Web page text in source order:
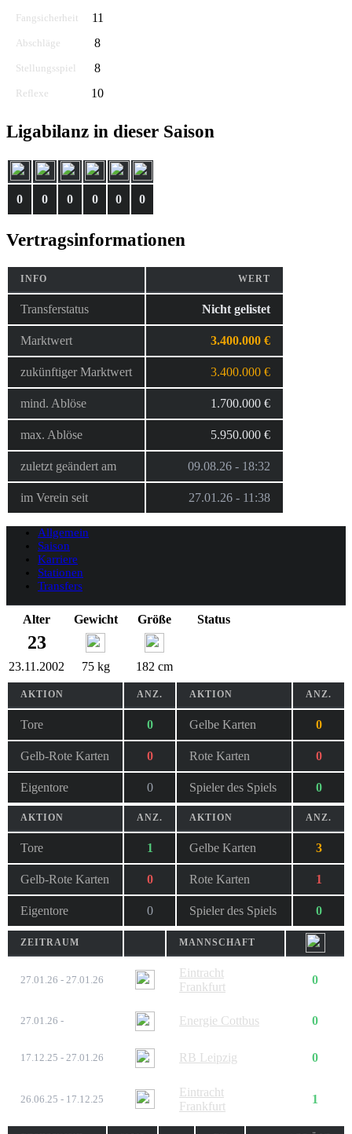
Fangsicherheit 11
Abschläge 8
Stellungsspiel 8
Reflexe 10
Ligabilanz in dieser Saison
0 0 0 0 0 0
Vertragsinformationen
INFO WERT
Transferstatus Nicht gelistet
Marktwert 3.400.000 €
zukünftiger Marktwert 3.400.000 €
mind. Ablöse 1.700.000 €
max. Ablöse 5.950.000 €
zuletzt geändert am 09.08.26 - 18:32
im Verein seit 27.01.26 - 11:38
Allgemein
Saison
Karriere
Stationen
Transfers
Alter
23
23.11.2002
Gewicht
75 kg
Größe
182 cm
Status
AKTION ANZ. AKTION ANZ.
Tore 0 Gelbe Karten 0
Gelb-Rote Karten 0 Rote Karten 0
Eigentore 0 Spieler des Spiels 0
AKTION ANZ. AKTION ANZ.
Tore 1 Gelbe Karten 3
Gelb-Rote Karten 0 Rote Karten 1
Eigentore 0 Spieler des Spiels 0
ZEITRAUM MANNSCHAFT
27.01.26 - 27.01.26
Eintracht
Frankfurt
0
27.01.26 - Energie Cottbus 0
17.12.25 - 27.01.26 RB Leipzig 0
26.06.25 - 17.12.25
Eintracht
Frankfurt
1